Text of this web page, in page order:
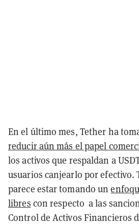
En el último mes, Tether ha
reducir aún más el papel
los activos que respaldan a
usuarios canjearlo por efectivo.
parece estar tomando un
libres con respecto a las
Control de Activos Financieros